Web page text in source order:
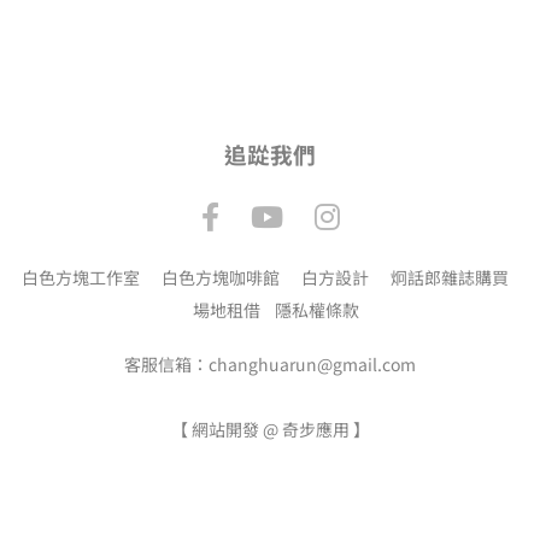
追踨我們
白色方塊工作室 白色方塊咖啡館白方設計 炯話郎雜誌購買
場地租借隱私權條款
客服信箱：changhuarun@gmail.com
【 網站開發 @ 奇步應用 】